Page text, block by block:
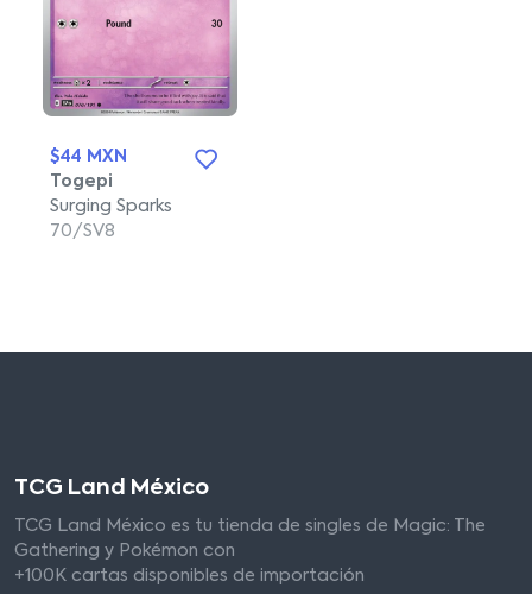
$44 MXN
Togepi
Surging Sparks
70/SV8
TCG Land México
TCG Land México es tu tienda de singles de Magic: The
Gathering y Pokémon con
+100K cartas disponibles de importación